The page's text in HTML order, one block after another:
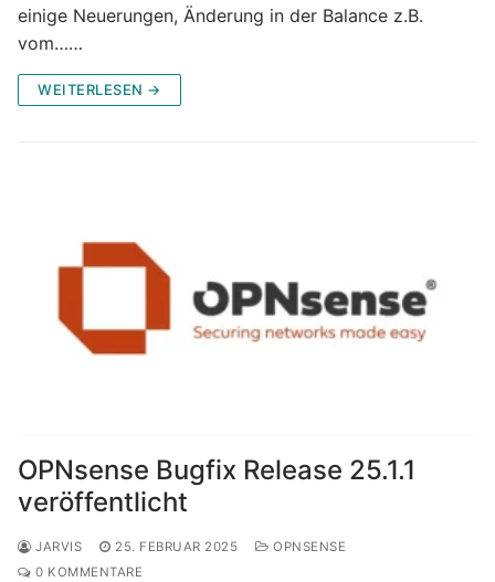
einige Neuerungen, Änderung in der Balance z.B.
vom……
WEITERLESEN →
OPNsense Bugfix Release 25.1.1
veröffentlicht
JARVIS 25. FEBRUAR 2025
OPNSENSE
0 KOMMENTARE